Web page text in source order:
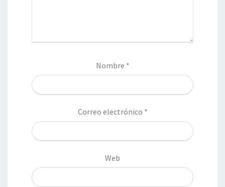
Nombre *
Correo electrónico *
Web